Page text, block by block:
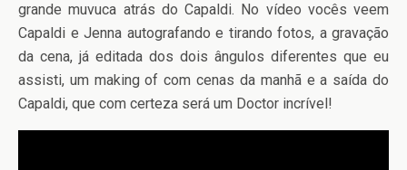
grande muvuca atrás do Capaldi. No vídeo vocês veem
Capaldi e Jenna autografando e tirando fotos, a gravação
da cena, já editada dos dois ângulos diferentes que eu
assisti, um making of com cenas da manhã e a saída do
Capaldi, que com certeza será um Doctor incrível!